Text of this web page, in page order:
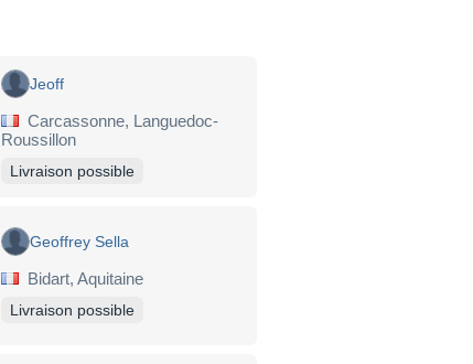
Jeoff
Carcassonne, Languedoc-
Roussillon
Livraison possible
Geoffrey Sella
Bidart, Aquitaine
Livraison possible